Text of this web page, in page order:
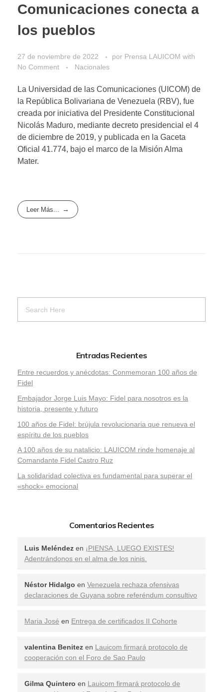
Comunicaciones conecta a
los pueblos
27 de noviembre de 2022 por Prensa LAUICOM with
No Comment
Nacionales
La Universidad de las Comunicaciones (UICOM) de
la República Bolivariana de Venezuela (RBV), fue
creada por iniciativa del Presidente Constitucional
Nicolás Maduro, mediante decreto presidencial el 4
de diciembre de 2019, y publicada en la Gaceta
Oficial 41.774, bajo el marco de la Misión Alma
Mater.
Leer Más...
Entradas Recientes
Entre recuerdos y anécdotas: Conmemoran 100 años de
Fidel
Embajador Jorge Luis Mayo: Fidel para nosotros es la
historia, presente y futuro
100 años de Fidel: brújula revolucionaria que renueva el
espíritu de los pueblos
A 100 años de su natalicio: LAUICOM rinde homenaje al
Comandante Fidel Castro Ruz
La solidaridad colectiva es fundamental para superar el
«shock» emocional
Comentarios Recientes
Luis Meléndez en ¡PIENSA, LUEGO EXISTES!
Adentrándonos en el alma de los ninis.
Néstor Hidalgo en Venezuela rechaza ofensivas
declaraciones de Guyana sobre referéndum consultivo
Maria José en Entrega de certificados II Cohorte
valentina Benitez en Lauicom firmará protocolo de
cooperación con el Foro de Sao Paulo
Gilma Quintero en Lauicom firmará protocolo de